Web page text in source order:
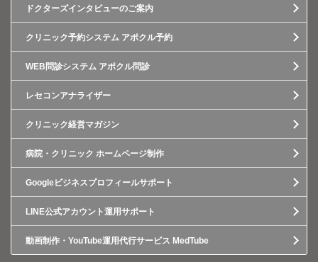
ドクターズインタビューのご案内
クリニック予約システム アポクル予約
WEB問診システム アポクル問診
レセコンアナライザー
クリニック経営マガジン
病院・クリニック ホームページ制作
Googleビジネスプロフィールサポート
LINE公式アカウント運用サポート
動画制作・YouTube運用代行サービス MedTube